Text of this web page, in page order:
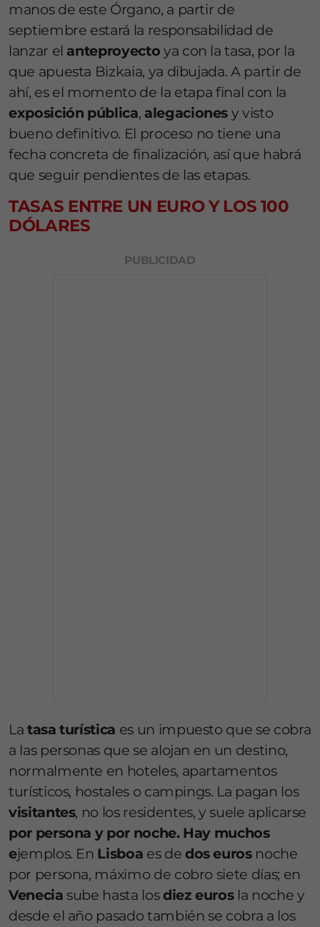
manos de este Órgano, a partir de
septiembre estará la responsabilidad de
lanzar el anteproyecto ya con la tasa, por la
que apuesta Bizkaia, ya dibujada. A partir de
ahí, es el momento de la etapa final con la
exposición pública, alegaciones y visto
bueno definitivo. El proceso no tiene una
fecha concreta de finalización, así que habrá
que seguir pendientes de las etapas.
TASAS ENTRE UN EURO Y LOS 100
DÓLARES
PUBLICIDAD
La tasa turística es un impuesto que se cobra
a las personas que se alojan en un destino,
normalmente en hoteles, apartamentos
turísticos, hostales o campings. La pagan los
visitantes, no los residentes, y suele aplicarse
por persona y por noche. Hay muchos
ejemplos. En Lisboa es de dos eurosnoche
por persona, máximo de cobro siete días; en
Venecia sube hasta losdiez eurosla noche y
desde el año pasado también se cobra a los